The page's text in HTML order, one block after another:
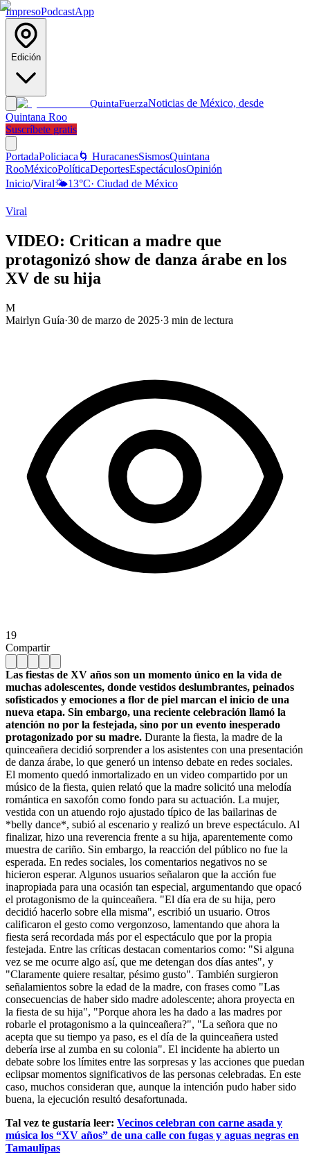
ImpresoPodcastApp
Edición
QuintaFuerzaNoticias de México, desde
Quintana Roo
Suscríbete gratis
PortadaPoliciaca 🌀 HuracanesSismosQuintana
RooMéxicoPolíticaDeportesEspectáculosOpinión
Inicio/Viral🌤️13°C· Ciudad de México
Viral
VIDEO: Critican a madre que
protagonizó show de danza árabe en los
XV de su hija
M
Mairlyn Guía·30 de marzo de 2025·3 min de lectura
19
Compartir
Las fiestas de XV años son un momento único en la vida de
muchas adolescentes, donde vestidos deslumbrantes, peinados
sofisticados y emociones a flor de piel marcan el inicio de una
nueva etapa. Sin embargo, una reciente celebración llamó la
atención no por la festejada, sino por un evento inesperado
protagonizado por su madre. Durante la fiesta, la madre de la
quinceañera decidió sorprender a los asistentes con una presentación
de danza árabe, lo que generó un intenso debate en redes sociales.
El momento quedó inmortalizado en un video compartido por un
músico de la fiesta, quien relató que la madre solicitó una melodía
romántica en saxofón como fondo para su actuación. La mujer,
vestida con un atuendo rojo ajustado típico de las bailarinas de
*belly dance*, subió al escenario y realizó un breve espectáculo. Al
finalizar, hizo una reverencia frente a su hija, aparentemente como
muestra de cariño. Sin embargo, la reacción del público no fue la
esperada. En redes sociales, los comentarios negativos no se
hicieron esperar. Algunos usuarios señalaron que la acción fue
inapropiada para una ocasión tan especial, argumentando que opacó
el protagonismo de la quinceañera. "El día era de su hija, pero
decidió hacerlo sobre ella misma", escribió un usuario. Otros
calificaron el gesto como vergonzoso, lamentando que ahora la
fiesta será recordada más por el espectáculo que por la propia
festejada. Entre las críticas destacan comentarios como: "Si alguna
vez se me ocurre algo así, que me detengan dos días antes", y
"Claramente quiere resaltar, pésimo gusto". También surgieron
señalamientos sobre la edad de la madre, con frases como "Las
consecuencias de haber sido madre adolescente; ahora proyecta en
la fiesta de su hija", "Porque ahora les ha dado a las madres por
robarle el protagonismo a la quinceañera?", "La señora que no
acepta que su tiempo ya paso, es el día de la quinceañera usted
debería irse al zumba en su colonia". El incidente ha abierto un
debate sobre los límites entre las sorpresas y las acciones que puedan
eclipsar momentos significativos de las personas celebradas. En este
caso, muchos consideran que, aunque la intención pudo haber sido
buena, la ejecución resultó desafortunada.
Tal vez te gustaría leer: Vecinos celebran con carne asada y
música los “XV años” de una calle con fugas y aguas negras en
Tamaulipas